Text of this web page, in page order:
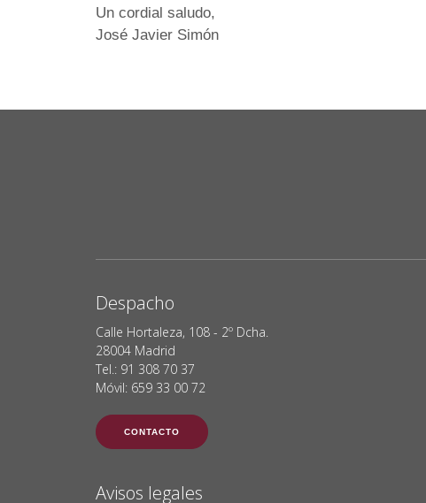
Un cordial saludo,
José Javier Simón
Despacho
Calle Hortaleza, 108 - 2º Dcha.
28004 Madrid
Tel.: 91 308 70 37
Móvil: 659 33 00 72
CONTACTO
Avisos legales